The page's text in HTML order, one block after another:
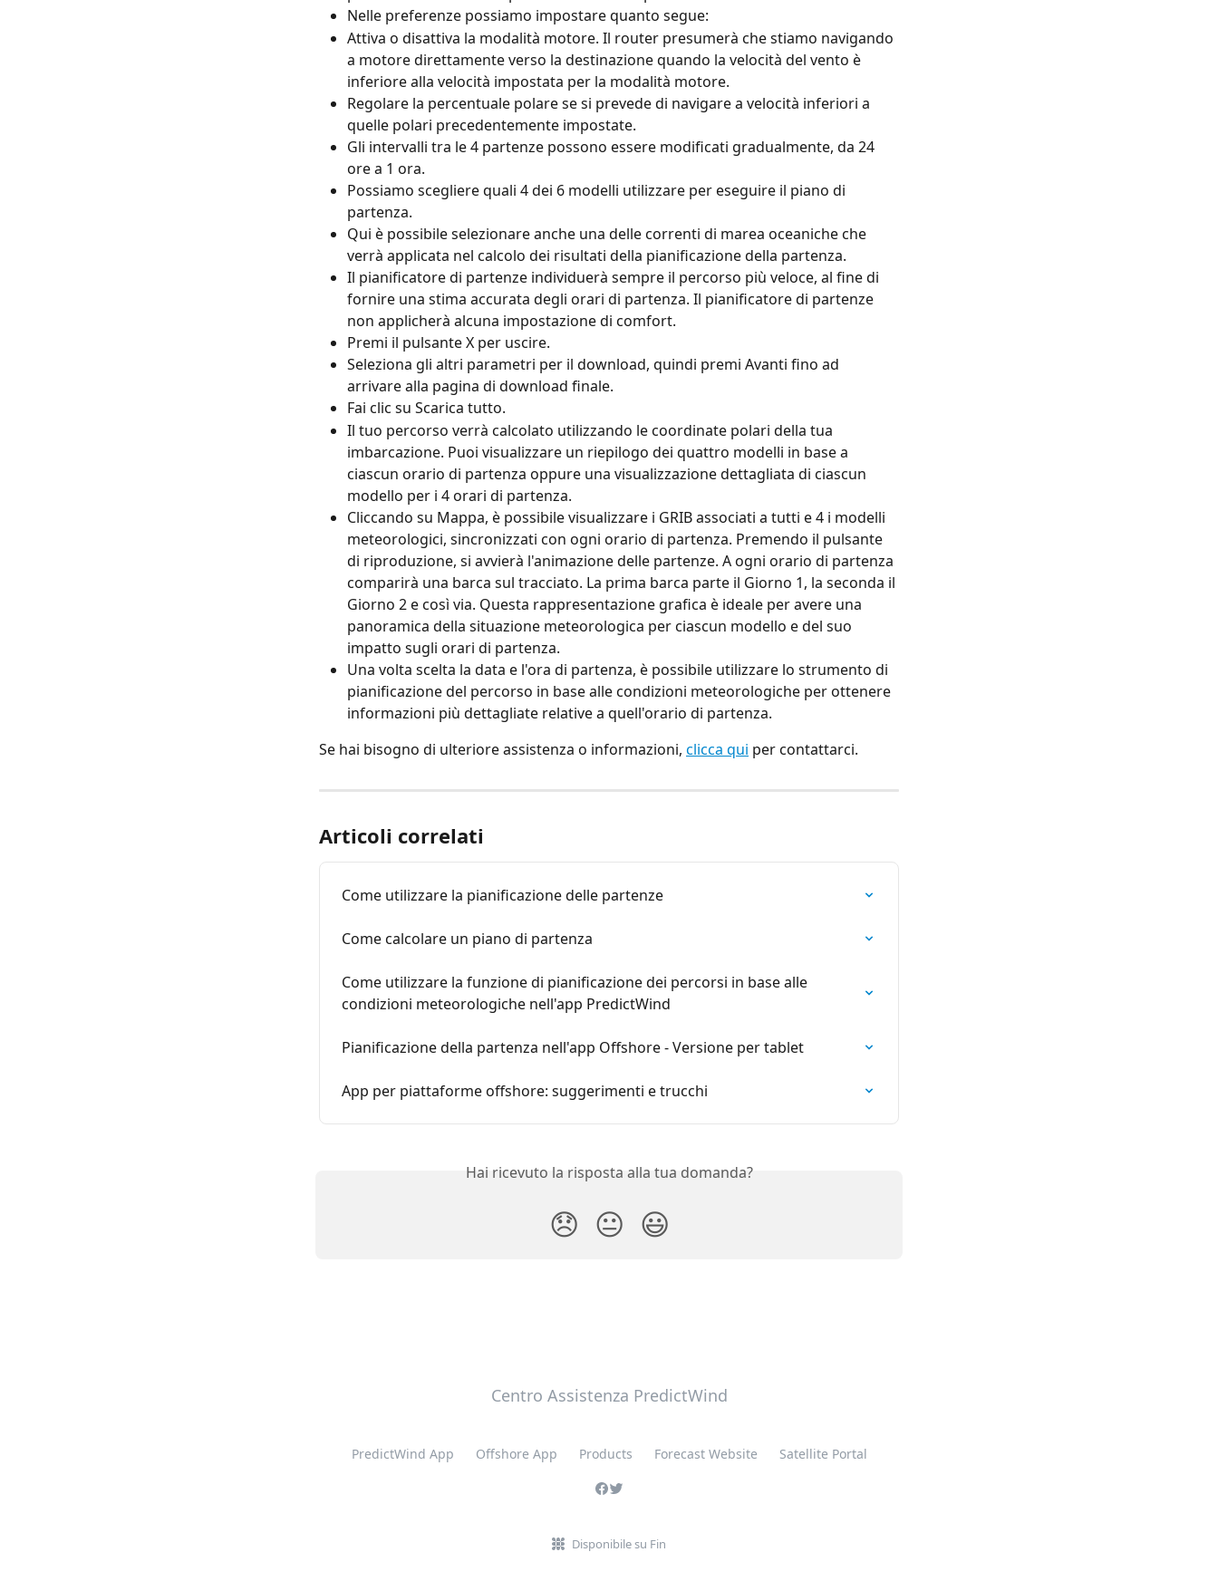
Nelle preferenze possiamo impostare quanto segue:
Attiva o disattiva la modalità motore. Il router presumerà che stiamo navigando
a motore direttamente verso la destinazione quando la velocità del vento è
inferiore alla velocità impostata per la modalità motore.
Regolare la percentuale polare se si prevede di navigare a velocità inferiori a
quelle polari precedentemente impostate.
Gli intervalli tra le 4 partenze possono essere modificati gradualmente, da 24
ore a 1 ora.
Possiamo scegliere quali 4 dei 6 modelli utilizzare per eseguire il piano di
partenza.
Qui è possibile selezionare anche una delle correnti di marea oceaniche che
verrà applicata nel calcolo dei risultati della pianificazione della partenza.
Il pianificatore di partenze individuerà sempre il percorso più veloce, al fine di
fornire una stima accurata degli orari di partenza. Il pianificatore di partenze
non applicherà alcuna impostazione di comfort.
Premi il pulsante X per uscire.
Seleziona gli altri parametri per il download, quindi premi Avanti fino ad
arrivare alla pagina di download finale.
Fai clic su Scarica tutto.
Il tuo percorso verrà calcolato utilizzando le coordinate polari della tua
imbarcazione. Puoi visualizzare un riepilogo dei quattro modelli in base a
ciascun orario di partenza oppure una visualizzazione dettagliata di ciascun
modello per i 4 orari di partenza.
Cliccando su Mappa, è possibile visualizzare i GRIB associati a tutti e 4 i modelli
meteorologici, sincronizzati con ogni orario di partenza. Premendo il pulsante
di riproduzione, si avvierà l'animazione delle partenze. A ogni orario di partenza
comparirà una barca sul tracciato. La prima barca parte il Giorno 1, la seconda il
Giorno 2 e così via. Questa rappresentazione grafica è ideale per avere una
panoramica della situazione meteorologica per ciascun modello e del suo
impatto sugli orari di partenza.
Una volta scelta la data e l'ora di partenza, è possibile utilizzare lo strumento di
pianificazione del percorso in base alle condizioni meteorologiche per ottenere
informazioni più dettagliate relative a quell'orario di partenza.
Se hai bisogno di ulteriore assistenza o informazioni, clicca qui per contattarci.
Articoli correlati
Come utilizzare la pianificazione delle partenze
Come calcolare un piano di partenza
Come utilizzare la funzione di pianificazione dei percorsi in base alle
condizioni meteorologiche nell'app PredictWind
Pianificazione della partenza nell'app Offshore - Versione per tablet
App per piattaforme offshore: suggerimenti e trucchi
Hai ricevuto la risposta alla tua domanda?
😞 😐 😃
Centro Assistenza PredictWind
PredictWind App Offshore App Products Forecast Website Satellite Portal
Disponibile su Fin